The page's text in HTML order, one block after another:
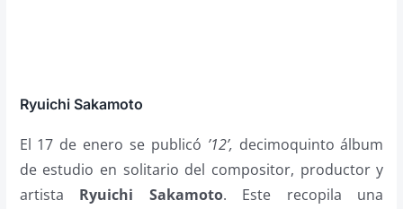
Ryuichi Sakamoto
El 17 de enero se publicó ’12’, decimoquinto álbum
de estudio en solitario del compositor, productor y
artista Ryuichi Sakamoto. Este recopila una